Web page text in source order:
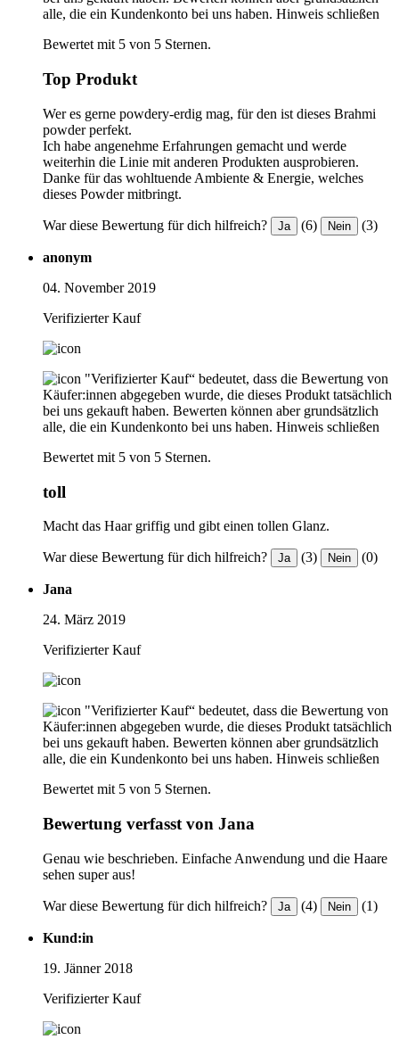
alle, die ein Kundenkonto bei uns haben. Hinweis schließen
Bewertet mit 5 von 5 Sternen.
Top Produkt
Wer es gerne powdery-erdig mag, für den ist dieses Brahmi
powder perfekt.
Ich habe angenehme Erfahrungen gemacht und werde
weiterhin die Linie mit anderen Produkten ausprobieren.
Danke für das wohltuende Ambiente & Energie, welches
dieses Powder mitbringt.
War diese Bewertung für dich hilfreich? Ja (6) Nein (3)
anonym
04. November 2019
Verifizierter Kauf
"Verifizierter Kauf“ bedeutet, dass die Bewertung von
Käufer:innen abgegeben wurde, die dieses Produkt tatsächlich
bei uns gekauft haben. Bewerten können aber grundsätzlich
alle, die ein Kundenkonto bei uns haben. Hinweis schließen
Bewertet mit 5 von 5 Sternen.
toll
Macht das Haar griffig und gibt einen tollen Glanz.
War diese Bewertung für dich hilfreich? Ja (3) Nein (0)
Jana
24. März 2019
Verifizierter Kauf
"Verifizierter Kauf“ bedeutet, dass die Bewertung von
Käufer:innen abgegeben wurde, die dieses Produkt tatsächlich
bei uns gekauft haben. Bewerten können aber grundsätzlich
alle, die ein Kundenkonto bei uns haben. Hinweis schließen
Bewertet mit 5 von 5 Sternen.
Bewertung verfasst von Jana
Genau wie beschrieben. Einfache Anwendung und die Haare
sehen super aus!
War diese Bewertung für dich hilfreich? Ja (4) Nein (1)
Kund:in
19. Jänner 2018
Verifizierter Kauf